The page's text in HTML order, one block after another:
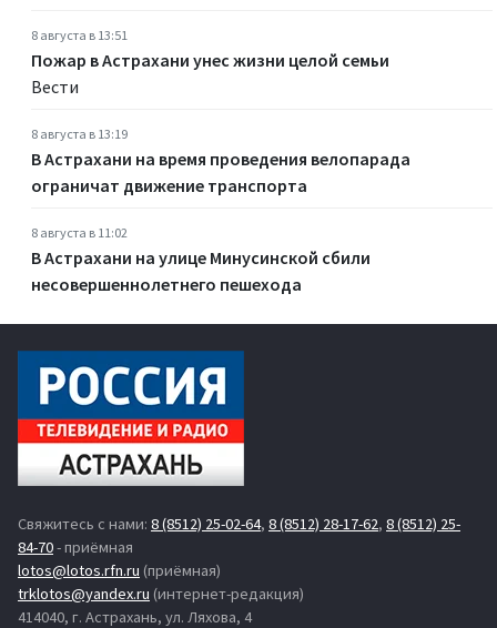
8 августа в 13:51
Пожар в Астрахани унес жизни целой семьи
Вести
8 августа в 13:19
В Астрахани на время проведения велопарада
ограничат движение транспорта
8 августа в 11:02
В Астрахани на улице Минусинской сбили
несовершеннолетнего пешехода
Свяжитесь с нами: 8 (8512) 25-02-64, 8 (8512) 28-17-62, 8 (8512) 25-
84-70- приёмная
lotos@lotos.rfn.ru (приёмная)
trklotos@yandex.ru (интернет-редакция)
414040, г. Астрахань, ул. Ляхова, 4